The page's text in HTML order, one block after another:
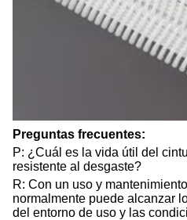
Preguntas frecuentes:
P: ¿Cuál es la vida útil del
resistente al desgaste?
R: Con un uso y
normalmente puede alcanzar
del entorno de uso y las